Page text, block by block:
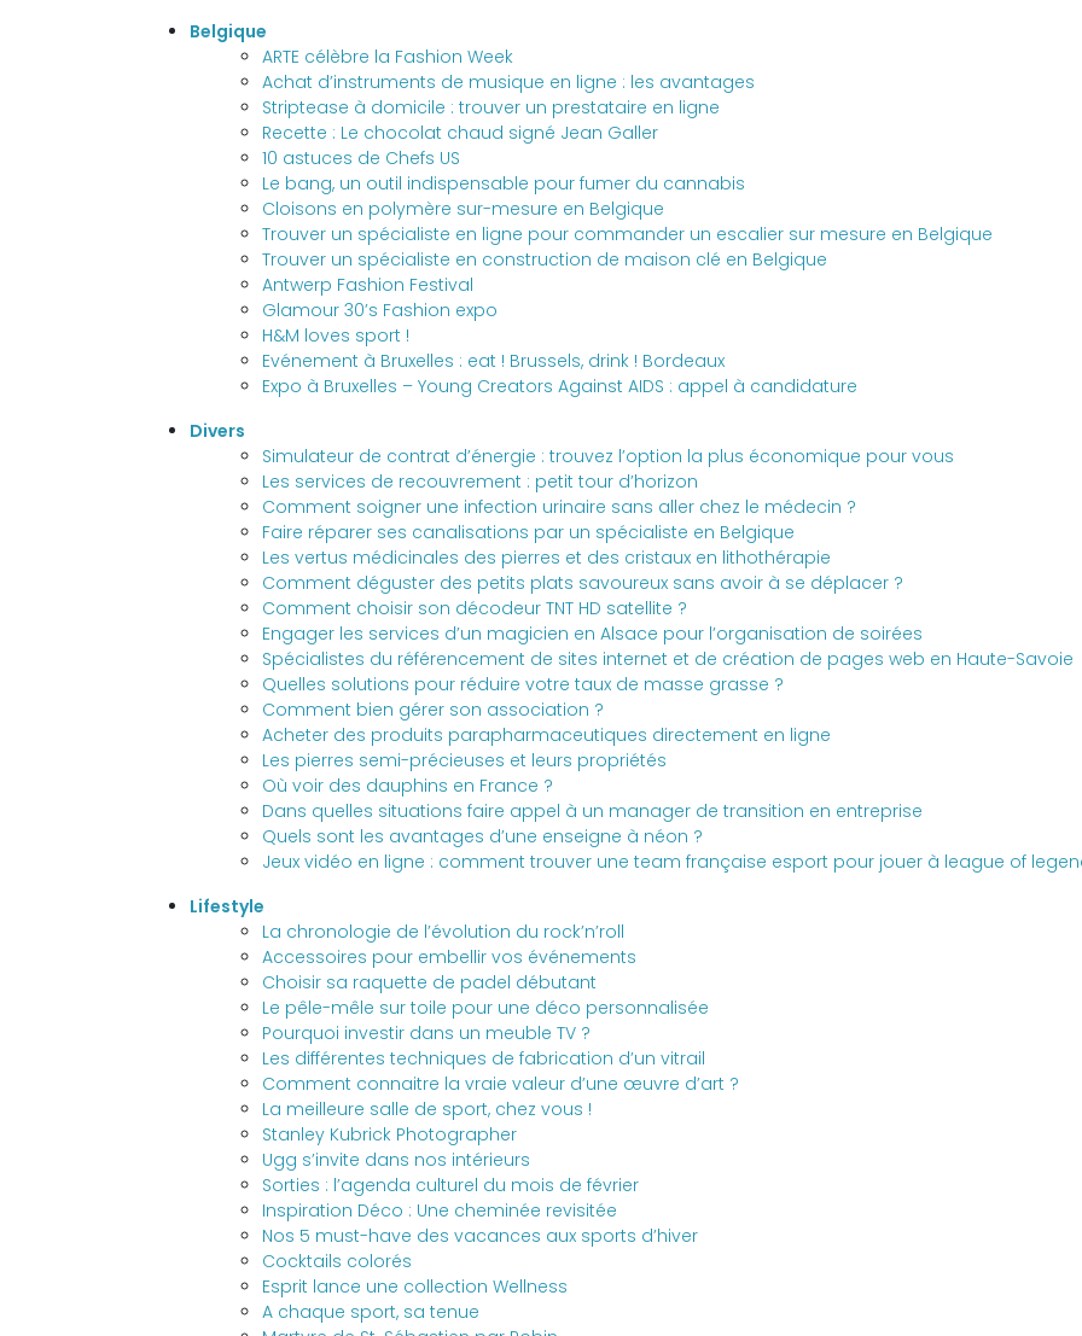
Belgique
ARTE célèbre la Fashion Week
Achat d’instruments de musique en ligne : les avantages
Striptease à domicile : trouver un prestataire en ligne
Recette : Le chocolat chaud signé Jean Galler
10 astuces de Chefs US
Le bang, un outil indispensable pour fumer du cannabis
Cloisons en polymère sur-mesure en Belgique
Trouver un spécialiste en ligne pour commander un escalier sur mesure en Belgique
Trouver un spécialiste en construction de maison clé en Belgique
Antwerp Fashion Festival
Glamour 30’s Fashion expo
H&M loves sport !
Evénement à Bruxelles : eat ! Brussels, drink ! Bordeaux
Expo à Bruxelles – Young Creators Against AIDS : appel à candidature
Divers
Simulateur de contrat d’énergie : trouvez l’option la plus économique pour vous
Les services de recouvrement : petit tour d’horizon
Comment soigner une infection urinaire sans aller chez le médecin ?
Faire réparer ses canalisations par un spécialiste en Belgique
Les vertus médicinales des pierres et des cristaux en lithothérapie
Comment déguster des petits plats savoureux sans avoir à se déplacer ?
Comment choisir son décodeur TNT HD satellite ?
Engager les services d’un magicien en Alsace pour l’organisation de soirées
Spécialistes du référencement de sites internet et de création de pages web en Haute-Savoie
Quelles solutions pour réduire votre taux de masse grasse ?
Comment bien gérer son association ?
Acheter des produits parapharmaceutiques directement en ligne
Les pierres semi-précieuses et leurs propriétés
Où voir des dauphins en France ?
Dans quelles situations faire appel à un manager de transition en entreprise
Quels sont les avantages d’une enseigne à néon ?
Jeux vidéo en ligne : comment trouver une team française esport pour jouer à league of
Lifestyle
La chronologie de l’évolution du rock’n’roll
Accessoires pour embellir vos événements
Choisir sa raquette de padel débutant
Le pêle-mêle sur toile pour une déco personnalisée
Pourquoi investir dans un meuble TV ?
Les différentes techniques de fabrication d’un vitrail
Comment connaitre la vraie valeur d’une œuvre d’art ?
La meilleure salle de sport, chez vous !
Stanley Kubrick Photographer
Ugg s’invite dans nos intérieurs
Sorties : l’agenda culturel du mois de février
Inspiration Déco : Une cheminée revisitée
Nos 5 must-have des vacances aux sports d’hiver
Cocktails colorés
Esprit lance une collection Wellness
A chaque sport, sa tenue